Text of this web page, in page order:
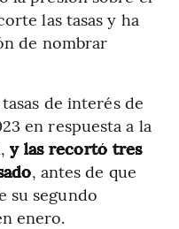
las tasas y ha
de nombrar
de interés de
en respuesta a la
y las recortó tres
, antes de que
su segundo
enero.